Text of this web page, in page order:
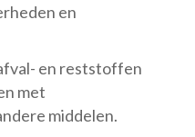
en
en reststoffen
met
middelen.